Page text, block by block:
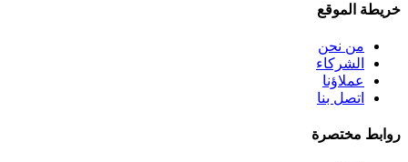
خريطة الموقع
من نحن
الشركاء
عملاؤنا
اتصل بنا
روابط مختصرة